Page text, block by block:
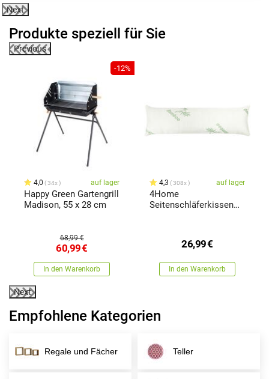
Next
Produkte speziell für Sie
Previous
-12%
4,0 34x auf lager
Happy Green Gartengrill
Madison, 55 x 28 cm
68,99 €
60,99€
In den Warenkorb
4,3 308x auf lager
4Home
Seitenschläferkissen
26,99€
In den Warenkorb
Next
Empfohlene Kategorien
Regale und Fächer Teller